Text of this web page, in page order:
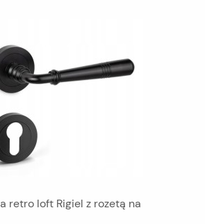
retro loft Rigiel z rozetą na